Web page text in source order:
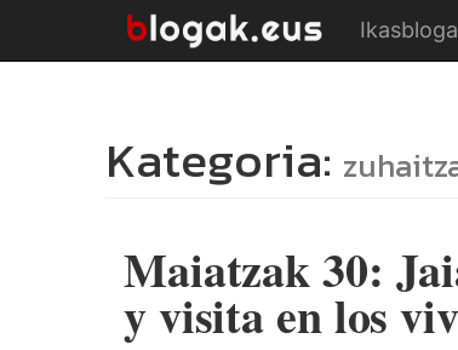
Kategoria:
Maiatzak 30:
y visita en los